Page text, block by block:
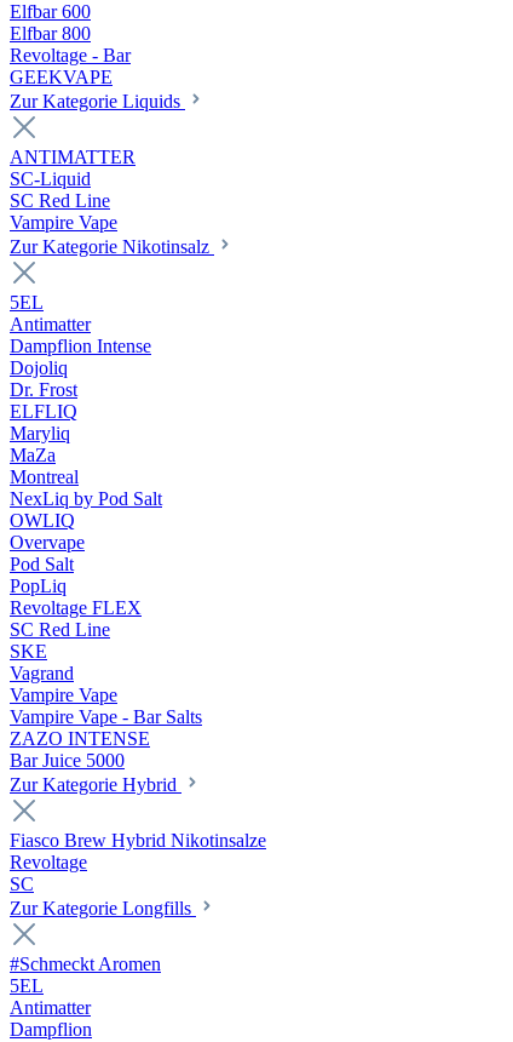
Elfbar 600
Elfbar 800
Revoltage - Bar
GEEKVAPE
Zur Kategorie Liquids
ANTIMATTER
SC-Liquid
SC Red Line
Vampire Vape
Zur Kategorie Nikotinsalz
5EL
Antimatter
Dampflion Intense
Dojoliq
Dr. Frost
ELFLIQ
Maryliq
MaZa
Montreal
NexLiq by Pod Salt
OWLIQ
Overvape
Pod Salt
PopLiq
Revoltage FLEX
SC Red Line
SKE
Vagrand
Vampire Vape
Vampire Vape - Bar Salts
ZAZO INTENSE
Bar Juice 5000
Zur Kategorie Hybrid
Fiasco Brew Hybrid Nikotinsalze
Revoltage
SC
Zur Kategorie Longfills
#Schmeckt Aromen
5EL
Antimatter
Dampflion